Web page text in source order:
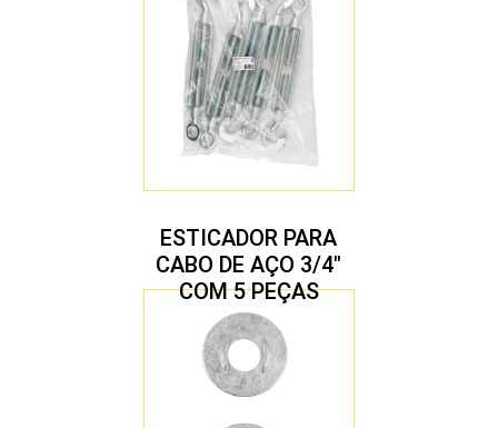
ESTICADOR PARA
CABO DE AÇO 3/4″
COM 5 PEÇAS